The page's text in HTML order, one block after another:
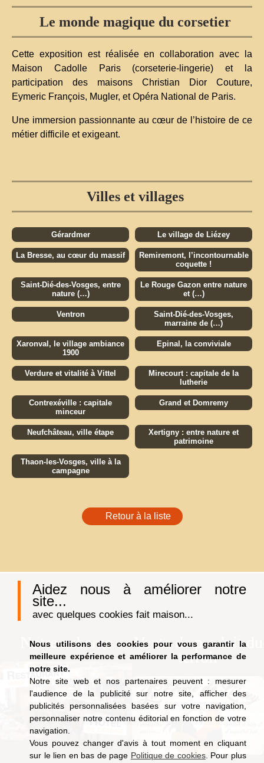
Aidez nous à améliorer notre
site...
avec quelques cookies fait maison...
Nous utilisons des cookies pour vous garantir la
meilleure expérience et améliorer la performance de
notre site.
Notre site web et nos partenaires peuvent : mesurer
l'audience de la publicité sur notre site, afficher des
publicités personnalisées basées sur votre navigation,
personnaliser notre contenu éditorial en fonction de votre
navigation.
Vous pouvez changer d'avis à tout moment en cliquant
sur le lien en bas de page Politique de cookies. Pour plus
Le monde magique du corsetier
Cette exposition est réalisée en collaboration avec la
Maison Cadolle Paris (corseterie-lingerie) et la
participation des maisons Christian Dior Couture,
Eymeric François, Mugler, et Opéra National de Paris.
Une immersion passionnante au cœur de l’histoire de ce
métier difficile et exigeant.
Villes et villages
Gérardmer Le village de Liézey
La Bresse, au cœur du massif
Remiremont, l’incontournable
coquette !
Saint-Dié-des-Vosges, entre
nature (…)
Le Rouge Gazon entre nature
et (…)
Ventron
Saint-Dié-des-Vosges,
marraine de (…)
Xaronval, le village ambiance
1900
Epinal, la conviviale
Verdure et vitalité à Vittel
Mirecourt : capitale de la
lutherie
Contrexéville : capitale
minceur
Grand et Domremy
Neufchâteau, ville étape
Xertigny : entre nature et
patrimoine
Thaon-les-Vosges, ville à la
campagne
Retour à la liste
Notre auberge
Vente de produit du
terroir